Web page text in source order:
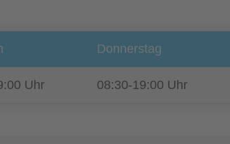
Donnerstag
Uhr 08:30-19:00 Uhr